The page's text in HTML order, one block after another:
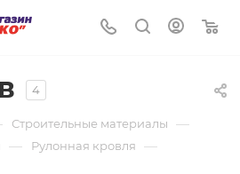
4
Строительные материалы —
— Рулонная кровля —